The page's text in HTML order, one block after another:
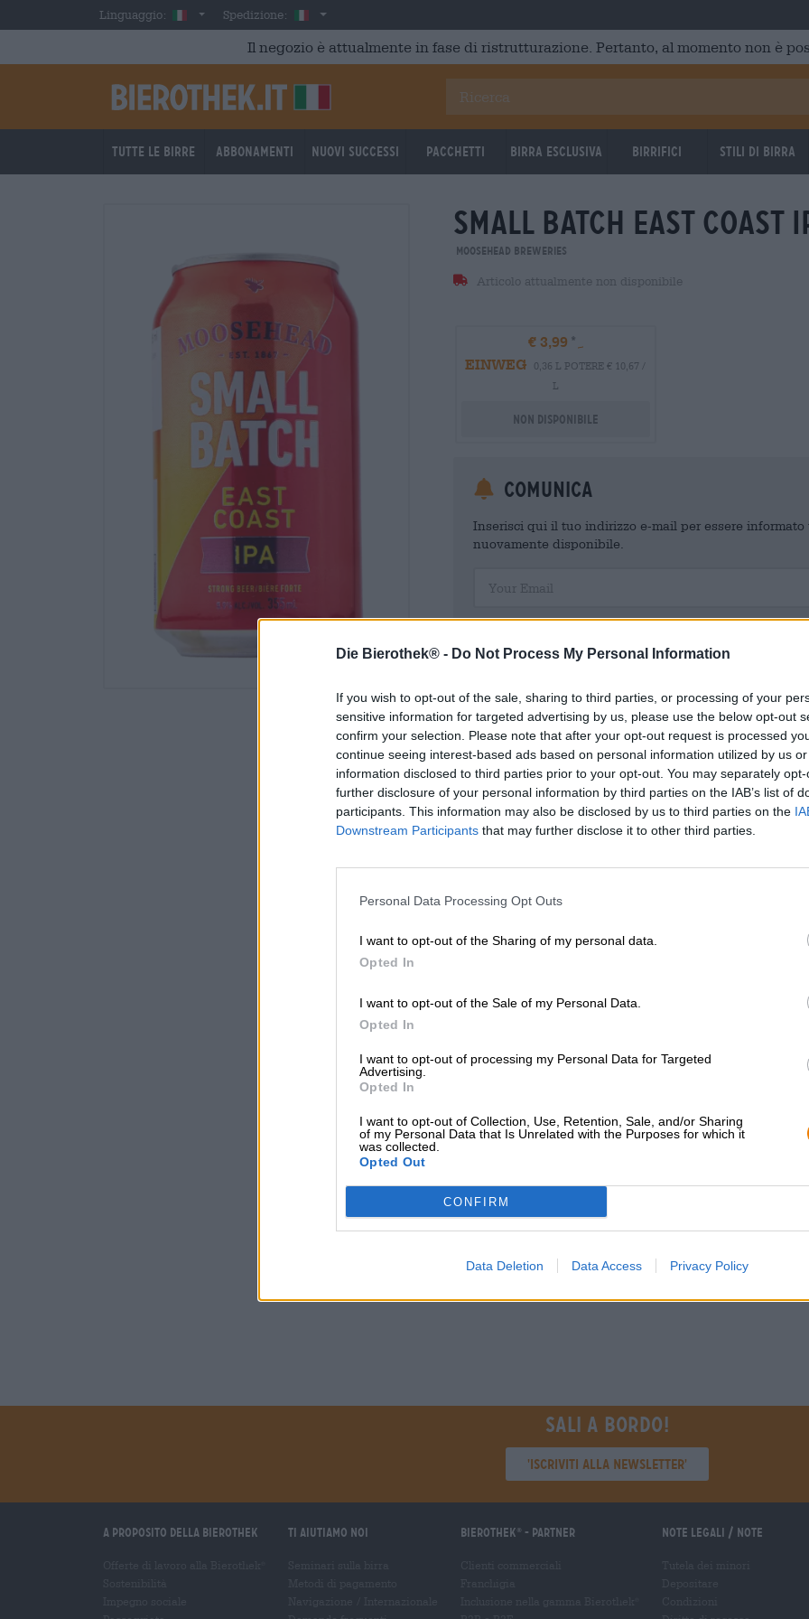
Die Bierothek® - Do Not Process My Personal Information
If you wish to opt-out of the sale, sharing to third parties, or processing of your
sensitive information for targeted advertising by us, please use the below opt-out
confirm your selection. Please note that after your opt-out request is processed
continue seeing interest-based ads based on personal information utilized by us
information disclosed to third parties prior to your opt-out. You may separately
further disclosure of your personal information by third parties on the IAB’s list of
participants. This information may also be disclosed by us to third parties on the
Downstream Participants that may further disclose it to other third parties.
Personal Data Processing Opt Outs
I want to opt-out of the Sharing of my personal data.
Opted In
I want to opt-out of the Sale of my Personal Data.
Opted In
I want to opt-out of processing my Personal Data for Targeted
Advertising.
Opted In
I want to opt-out of Collection, Use, Retention, Sale, and/or Sharing
of my Personal Data that Is Unrelated with the Purposes for which it
was collected.
Opted Out
CONFIRM
Data Deletion Data Access Privacy Policy
Skip to main contentLinguaggio: ItalianSpedizione: Italia
Il negozio è attualmente in fase di ristrutturazione. Pertanto, al momento non è
Tutte le birre Abbonamenti Nuovi successi Pacchetti Birra Esclusiva Birrifici Stili di birra
small batch east coast
Moosehead Breweries
Articolo attualmente non disponibile
€ 3,99
EINWEG
0,36 L POTERE € 10,67 /
L
Non disponibile
Comunica
Inserisci qui il tuo indirizzo e-mail per essere
nuovamente disponibile.
Acconsento al trattamento dei miei dati personali da
un account cliente. Questo account cliente fornisce una
dati personali. Sono consapevole di poter revocare questo
inviando un'e-mail a shop@bierothek.de. La informiamo che la
trattamento effettuato sulla base del suo consenso fino al
nel nostrodichiarazione sulla protezione dei dati
* I prezzi sono comprensivi di IVA. Più
* I prezzi sono comprensivi di accisa
Descrizione Informazioni Recensioni(0)
Dall’innovativo birrificio Small Batch Brewery di
Coast IPA e combina una tradizione birraria secolare
La combinazione delle varietà di luppolo Citra, Mosaic,
Coast IPA un piacere fruttato e fresco da bere.
processo di produzione della birra, si crea poca
fruttati del luppolo. La varietà degli aromi del luppolo
tropicali. Si crea così una IPA equilibrata e facile da
La Small Batch East Coast IPA è una rinfrescante
CONSULENZA GRATUITA SULLA
BIRRA
Siamo qui per te.
shop@bierothek.de
Sali a bordo!
'Iscriviti alla newsletter'
A proposito della Bierothek Ti aiutiamo noi Bierothek - Partner Note legali / Note